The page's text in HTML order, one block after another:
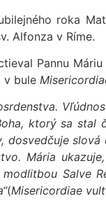
roka
Alfonza v Ríme.
Pannu
v bule
ktorý sa
dosvedčuje
Mária
Salve
(Misericordiae